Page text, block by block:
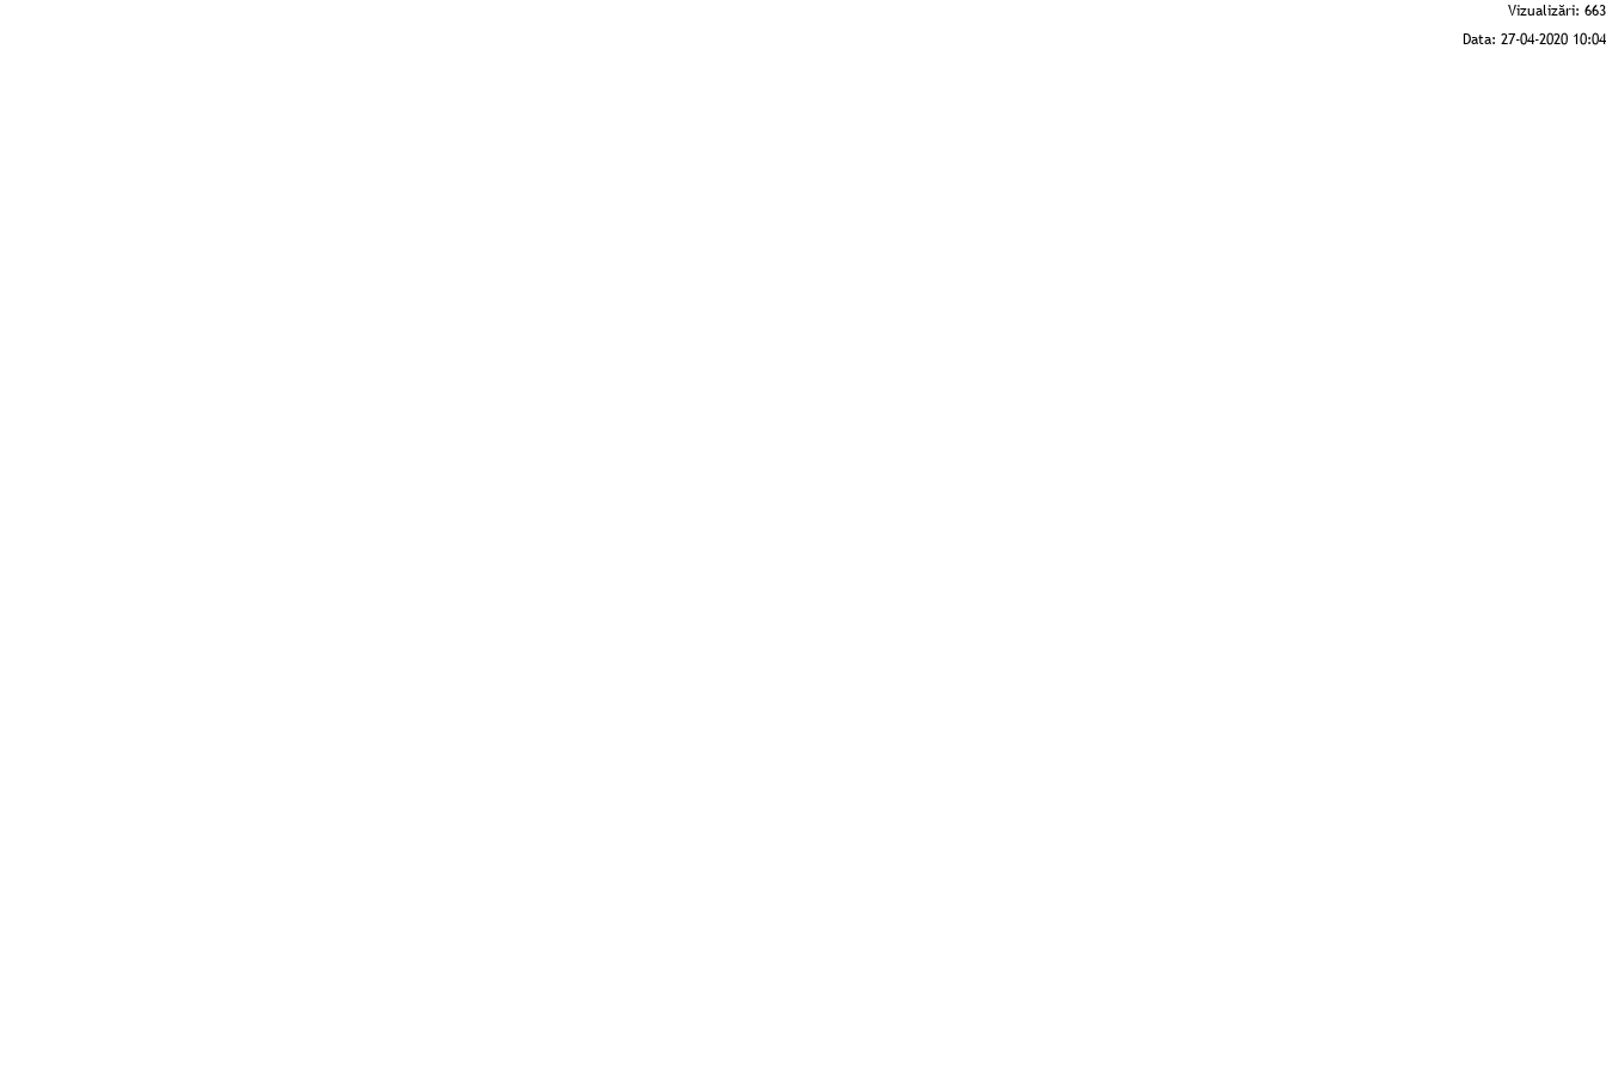
Vizualizări: 663
Data: 27-04-2020 10:04